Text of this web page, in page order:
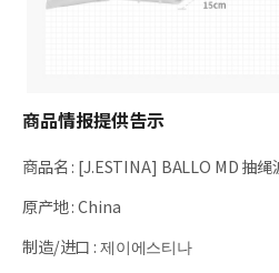
商品情报提供告示
商品名: [J.ESTINA] BALLO MD 抽
原产地:China
制造/进口 :제이에스티나